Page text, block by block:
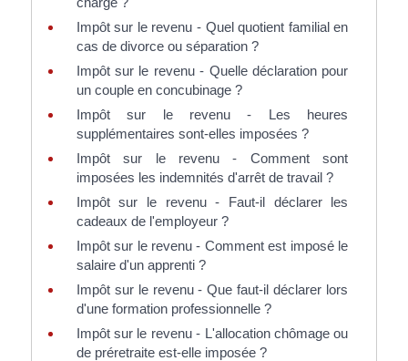
Impôt sur le revenu - Quel quotient familial en
cas de divorce ou séparation ?
Impôt sur le revenu - Quelle déclaration pour
un couple en concubinage ?
Impôt sur le revenu - Les heures
supplémentaires sont-elles imposées ?
Impôt sur le revenu - Comment sont
imposées les indemnités d'arrêt de travail ?
Impôt sur le revenu - Faut-il déclarer les
cadeaux de l'employeur ?
Impôt sur le revenu - Comment est imposé le
salaire d'un apprenti ?
Impôt sur le revenu - Que faut-il déclarer lors
d'une formation professionnelle ?
Impôt sur le revenu - L'allocation chômage ou
de préretraite est-elle imposée ?